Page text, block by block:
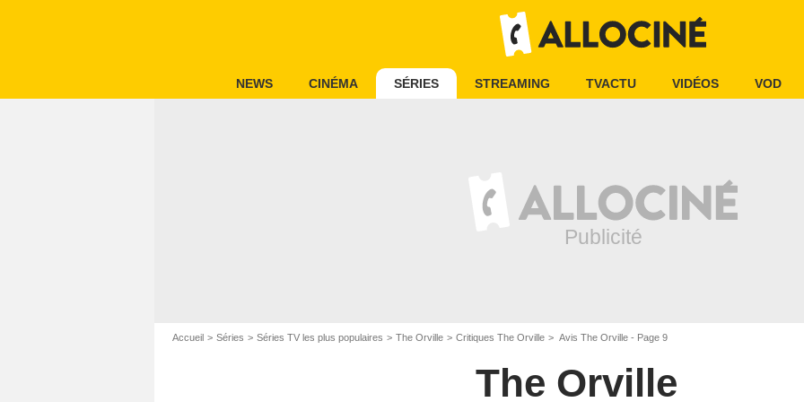
NEWS CINÉMA SÉRIES STREAMING TVACTU VIDÉOS VOD
Accueil Séries Séries TV les plus populaires The Orville Critiques The Orville Avis The Orville - Page 9
The Orville